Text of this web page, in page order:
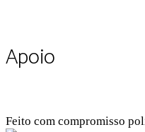
Apoio
Feito com compromisso